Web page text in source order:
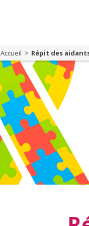
Accueil Répit des